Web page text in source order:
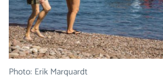
Photo: Erik Marquardt